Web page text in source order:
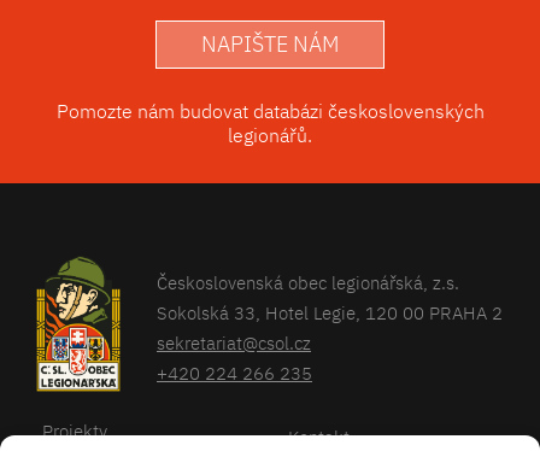
NAPIŠTE NÁM
Pomozte nám budovat databázi československých
legionářů.
Československá obec legionářská, z.s.
Sokolská 33, Hotel Legie, 120 00 PRAHA 2
sekretariat@csol.cz
+420 224 266 235
Projekty Kontakt